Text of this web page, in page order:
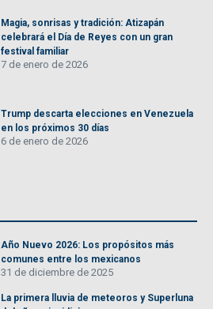
Magia, sonrisas y tradición: Atizapán
celebrará el Día de Reyes con un gran
festival familiar
7 de enero de 2026
Trump descarta elecciones en Venezuela
en los próximos 30 días
6 de enero de 2026
Año Nuevo 2026: Los propósitos más
comunes entre los mexicanos
31 de diciembre de 2025
La primera lluvia de meteoros y Superluna